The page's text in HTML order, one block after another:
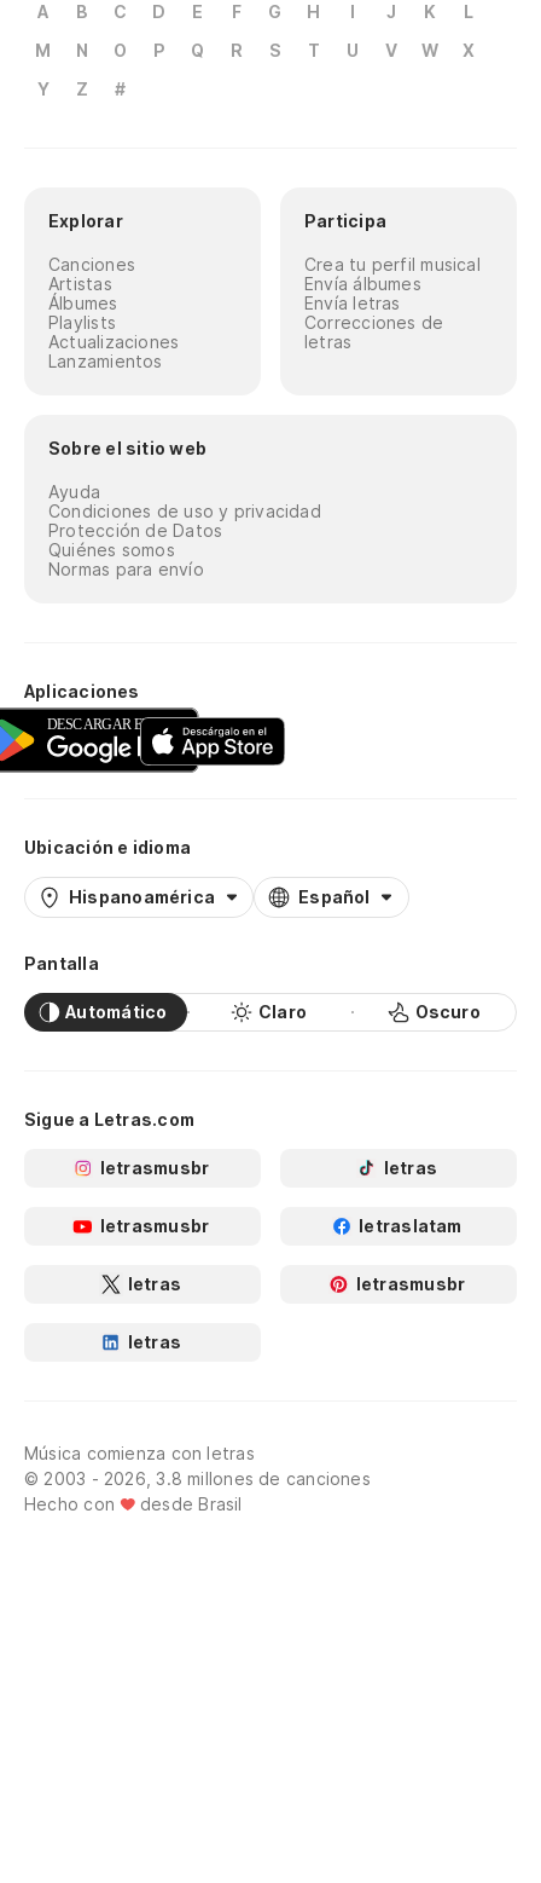
A B C D E F G H I J K
L
M
N O P Q R S T U V W
X
Y
Z #
Explorar
Canciones
Artistas
Álbumes
Playlists
Actualizaciones
Lanzamientos
Participa
Crea tu perfil musical
Envía álbumes
Envía letras
Correcciones de
letras
Sobre el sitio web
Ayuda
Condiciones de uso y privacidad
Protección de Datos
Quiénes somos
Normas para envío
Aplicaciones
Ubicación e idioma
Hispanoamérica Español
Pantalla
Automático Claro Oscuro
Sigue a Letras.com
letrasmusbr letras
letrasmusbr letraslatam
letras letrasmusbr
letras
Música comienza con letras
© 2003 - 2026, 3.8 millones de canciones
Hecho con
desde Brasil